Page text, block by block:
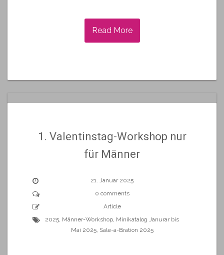
Read More
1. Valentinstag-Workshop nur
für Männer
21. Januar 2025
0 comments
Article
2025 Männer-Workshop Minikatalog Janurar bis
Mai 2025, Sale-a-Bration 2025